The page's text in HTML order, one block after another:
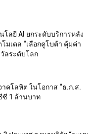
โลยี AI ยกระดับบริการหลัง
มเดล “เลือกคูโบต้า คุ้มค่า
วัลระดับโลก
คโลหิต ในโอกาส “ธ.ก.ส.
ซี 1 ล้านบาท